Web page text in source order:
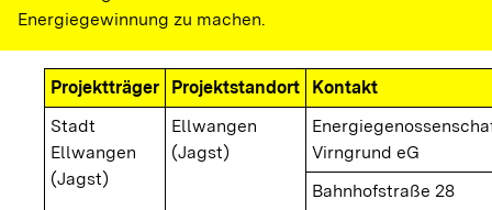
Energiegewinnung zu machen.
Projektträger Projektstandort
Kontakt
Stadt
Ellwangen
(Jagst)
Ellwangen
(Jagst)
Virngrund eG
Bahnhofstraße 28